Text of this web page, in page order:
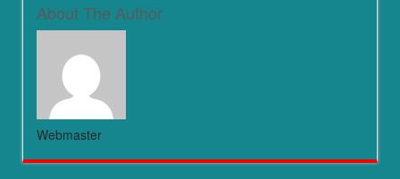
About The Author
Webmaster